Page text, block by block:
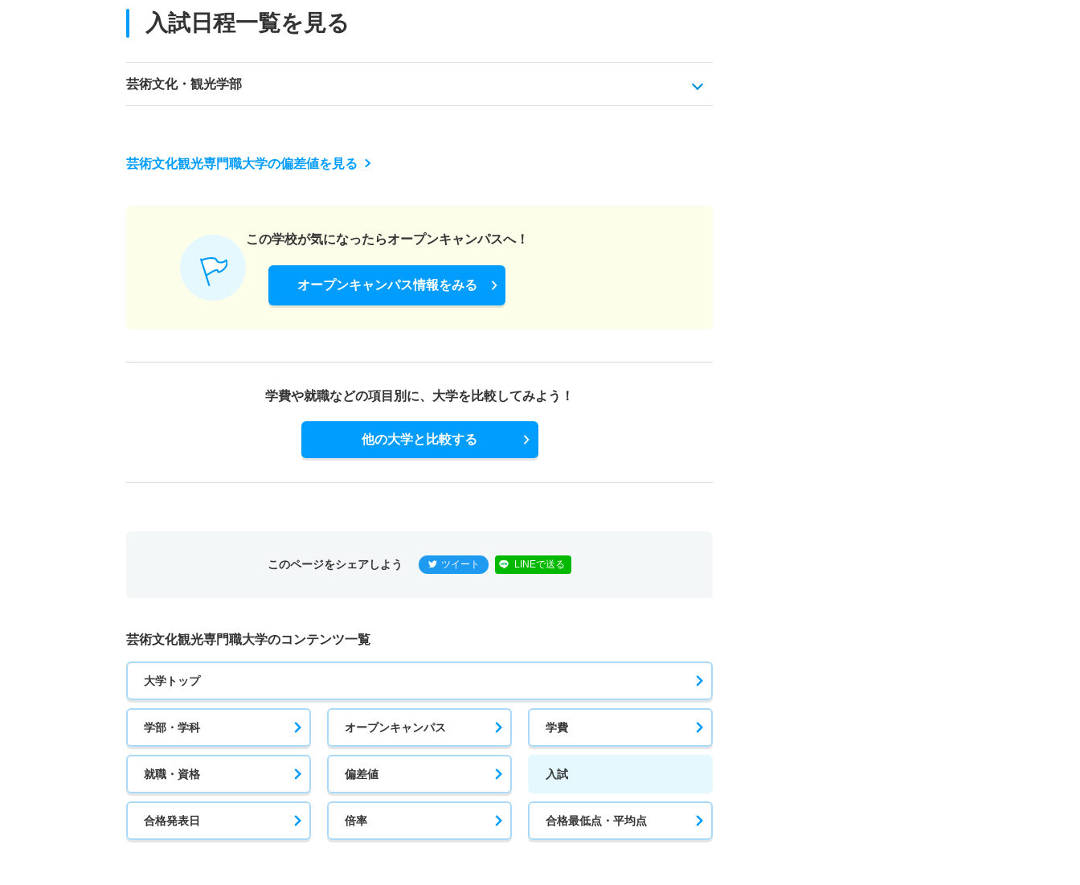
入試日程一覧を見る
芸術文化・観光学部
芸術文化観光専門職大学の偏差値を見る
この学校が気になったらオープンキャンパスへ！
オープンキャンパス情報をみる
学費や就職などの項目別に、 大学を比較してみよう！
他の大学と比較する
このページをシェアしよう ツイート LINEで送る
芸術文化観光専門職大学のコンテンツ一覧
大学トップ
学部・学科 オープンキャンパス 学費
就職・資格 偏差値 入試
合格発表日 倍率 合格最低点・平均点